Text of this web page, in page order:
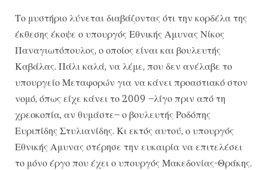
Το μυστήριο λύνεται διαβάζοντας ότι την κορδέλα της
έκθεσης έκοψε ο υπουργός Εθνικής Αμυνας Νίκος
Παναγιωτόπουλος, ο οποίος είναι και βουλευτής
Καβάλας. Πάλι καλά, να λέμε, που δεν ανέλαβε το
υπουργείο Μεταφορών για να κάνει προαστιακό στον
νομό, όπως είχε κάνει το 2009 –λίγο πριν από τη
χρεοκοπία, αν θυμάστε– ο βουλευτής Ροδόπης
Ευριπίδης Στυλιανίδης. Κι εκτός αυτού, ο υπουργός
Εθνικής Αμυνας στέρησε την ευκαιρία να επιτελέσει
το μόνο έργο που έχει ο υπουργός Μακεδονίας-Θράκης.